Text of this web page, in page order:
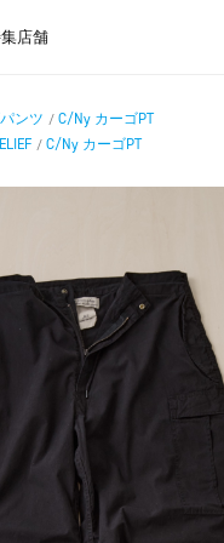
店舗
ンツ / C/Ny カーゴPT
/ C/Ny カーゴPT